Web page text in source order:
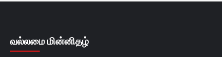
வல்லமை மின்னிதழ்